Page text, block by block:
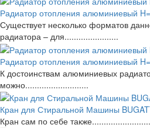
Радиатор отопления алюминиевый
Существует несколько форматов
радиатора – для.......................
Радиатор отопления алюминиевый
К достоинствам алюминиевых
можно...........................
Кран для Стиральной Машины
Кран сам по себе